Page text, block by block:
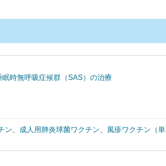
時無呼吸症候群（SAS）の治療
ン、 成人用肺炎球菌ワクチン、 風疹ワクチン（単